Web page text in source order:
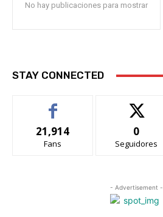
No hay publicaciones para mostrar
STAY CONNECTED
21,914
Fans
0
Seguidores
- Advertisement -